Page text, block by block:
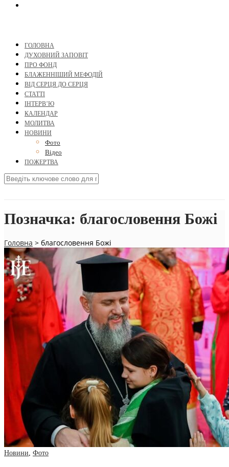
ГОЛОВНА
ДУХОВНИЙ ЗАПОВІТ
ПРО ФОНД
БЛАЖЕННІШИЙ МЕФОДІЙ
ВІД СЕРЦЯ ДО СЕРЦЯ
СТАТТІ
ІНТЕРВ’Ю
КАЛЕНДАР
МОЛИТВА
НОВИНИ
Фото
Відео
ПОЖЕРТВА
Позначка: благословення Божі
Головна > благословення Божі
Новини, Фото